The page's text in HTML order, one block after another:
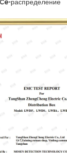
распределение